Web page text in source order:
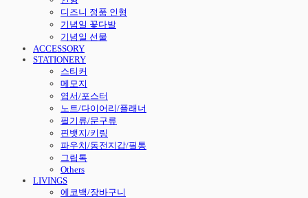
디즈니 정품 인형
기념일 꽃다발
기념일 선물
ACCESSORY
STATIONERY
스티커
메모지
엽서/포스터
노트/다이어리/플래너
필기류/문구류
핀뱃지/키링
파우치/동전지갑/필통
그립톡
Others
LIVINGS
에코백/장바구니